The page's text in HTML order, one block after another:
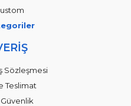
Sözleşmesi
Teslimat